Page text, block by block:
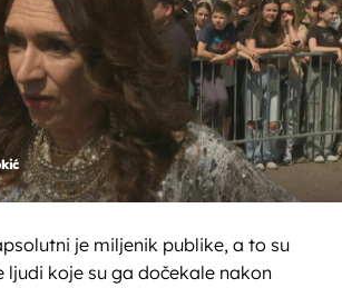
je miljenik publike, a to su
ljudi koje su ga dočekale nakon